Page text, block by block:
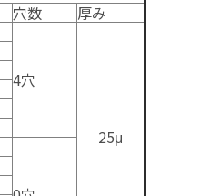
穴数
厚み
4穴
25μ